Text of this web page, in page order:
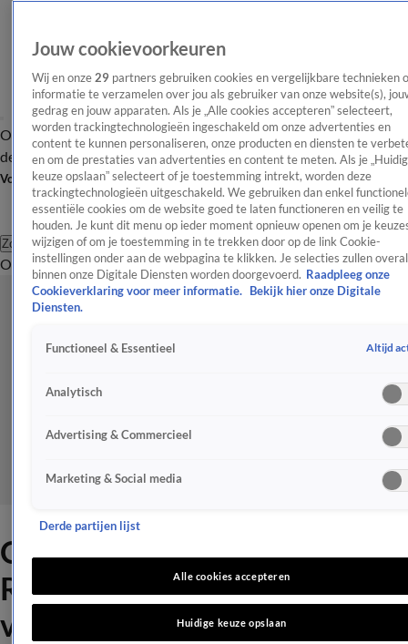
OverzichtAfleveringen Entertainment TV Algemeen
Tip
de redactieNieuwsbrief
Volg Shownieuws
Zoeken
OverzichtEntertainmentSpraakmakendRealityCrimeVideo's
Opvallende 'promotiestunt'
Robert van Hemert zorgt
voor ophef
Jouw cookievoorkeuren
Wij en onze 29 partners gebruiken cookies en vergelijkbare technieken
informatie te verzamelen over jou als gebruiker van onze website(s),
gedrag en jouw apparaten. Als je „Alle cookies accepteren” selecteert,
worden trackingtechnologieën ingeschakeld om onze advertenties en
content te kunnen personaliseren, onze producten en diensten te
en om de prestaties van advertenties en content te meten. Als je
keuze opslaan” selecteert of je toestemming intrekt, worden deze
trackingtechnologieën uitgeschakeld. We gebruiken dan enkel
essentiële cookies om de website goed te laten functioneren en veilig te
houden. Je kunt dit menu op ieder moment opnieuw openen om je
wijzigen of om je toestemming in te trekken door op de link Cookie-
instellingen onder aan de webpagina te klikken. Je selecties zullen overal
binnen onze Digitale Diensten worden doorgevoerd. Raadpleeg onze
Cookieverklaring voor meer informatie.
Bekijk hier onze Digitale
Diensten.
Functioneel & Essentieel Altijd
Analytisch
Advertising & Commercieel
Marketing & Social media
Derde partijen lijst
Alle cookies accepteren
Huidige keuze opslaan